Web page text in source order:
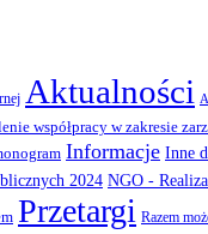
Aktualności
współpracy w zakresie
Informacje Inne
2024 NGO -
Przetargi Razem